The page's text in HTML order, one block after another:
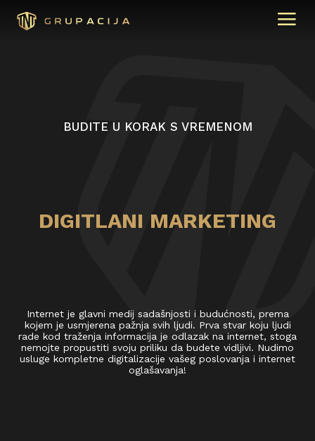
BUDITE U KORAK S VREMENOM
DIGITLANI MARKETING
Internet je glavni medij sadašnjosti i budućnosti, prema
kojem je usmjerena pažnja svih ljudi. Prva stvar koju ljudi
rade kod traženja informacija je odlazak na internet, stoga
nemojte propustiti svoju priliku da budete vidljivi. Nudimo
usluge kompletne digitalizacije vašeg poslovanja i internet
oglašavanja!